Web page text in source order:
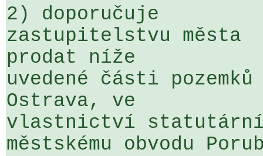
2) doporučuje
zastupitelstvu města
prodat níže
uvedené části
Ostrava, ve
vlastnictví
městskému obvodu